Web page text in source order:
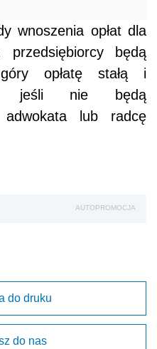
wnoszenia opłat dla
przedsiębiorcy będą
opłatę stałą i
jeśli nie będą
adwokata lub radcę
AUTOPROMOCJA
do druku
do nas